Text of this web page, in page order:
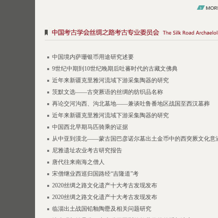
中国境内萨珊银币用途研究述要
9世纪中期到10世纪晚期后吐蕃时代的古藏文佛典
近年来新疆克里雅河流域下游采集陶器的研究
茨默文选——古突厥语的丝绸的纺织品名称
再论交河沟西、沟北墓地——兼谈吐鲁番地区战国至西汉墓葬
近年来新疆克里雅河流域下游采集陶器的研究
中国西北早期马匹骑乘的证据
从中亚到漠北——蒙古国巴彦诺尔墓出土金币中的西突厥文化意
尼雅遗址农业考古研究报告
唐代往来南海之僧人
宋僧继业西巡归国路经“吉隆道”考​
2020丝绸之路文化遗产十大考古发现发布
2020丝绸之路文化遗产十大考古发现发布
临淄出土战国铅釉陶罍及相关问题研究